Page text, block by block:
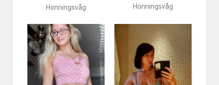
Honningsvåg Honningsvåg